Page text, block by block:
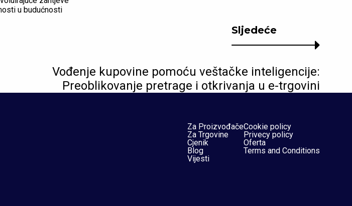
u budućnosti
Sljedeće
Vođenje kupovine pomoću veštačke inteligencije:
Preoblikovanje pretrage i otkrivanja u e-trgovini
Za Proizvođače
Za Trgovine
Cjenik
Blog
Vijesti
Cookie policy
Privecy policy
Oferta
Terms and Conditions